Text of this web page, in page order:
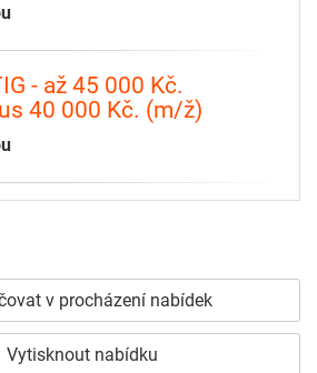
- až 45 000 Kč.
40 000 Kč. (m/ž)
v procházení nabídek
Vytisknout nabídku